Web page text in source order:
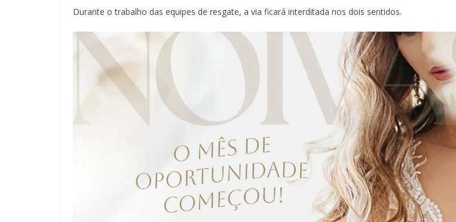
Durante o trabalho das equipes de resgate, a via ficará interditada nos dois sentidos.